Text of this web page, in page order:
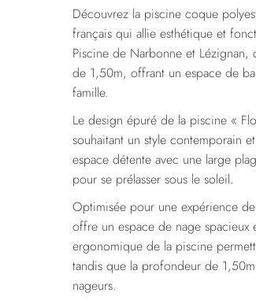
Découvrez la piscine coque
français qui allie esthétique et
Piscine de Narbonne et
de 1,50m, offrant un espace de
famille.
Le design épuré de la piscine «
souhaitant un style contemporain
espace détente avec une large
pour se prélasser sous le soleil.
Optimisée pour une expérience
offre un espace de nage
ergonomique de la piscine
tandis que la profondeur de
nageurs.